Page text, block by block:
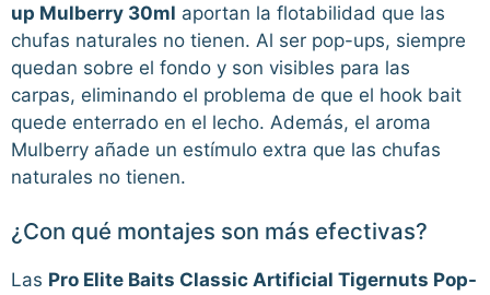
up Mulberry 30ml aportan la flotabilidad que las
chufas naturales no tienen. Al ser pop-ups, siempre
quedan sobre el fondo y son visibles para las
carpas, eliminando el problema de que el hook bait
quede enterrado en el lecho. Además, el aroma
Mulberry añade un estímulo extra que las chufas
naturales no tienen.
¿Con qué montajes son más efectivas?
Las Pro Elite Baits Classic Artificial Tigernuts Pop-